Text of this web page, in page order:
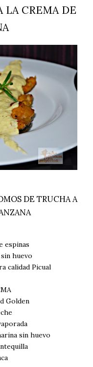
LA CREMA DE
DE TRUCHA A
espinas
huevo
calidad Picual
Golden
sin huevo